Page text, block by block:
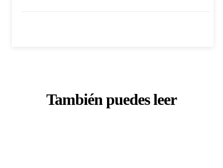
También puedes leer